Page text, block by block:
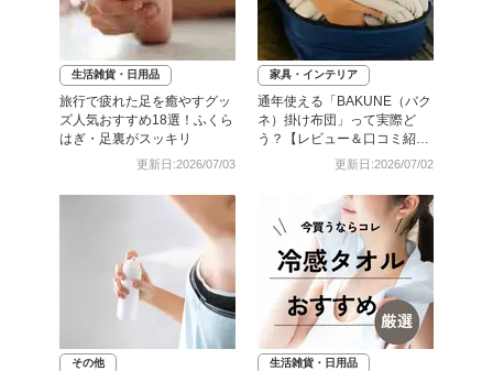
生活雑貨・日用品
旅行で疲れた足を癒やすグッ
ズ人気おすすめ18選！ふくら
はぎ・足裏がスッキリ
更新日:2026/07/03
家具・インテリア
通年使える「BAKUNE（バク
ネ）掛け布団」って実際ど
う？【レビュー＆口コミ紹
更新日:2026/07/02
その他 生活雑貨・日用品